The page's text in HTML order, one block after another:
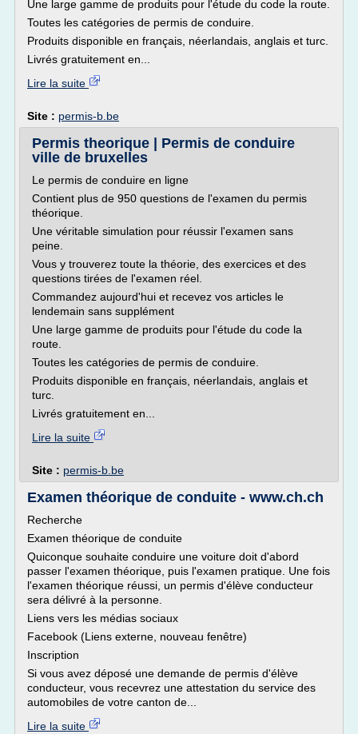
Une large gamme de produits pour l'étude du code la route.
Toutes les catégories de permis de conduire.
Produits disponible en français, néerlandais, anglais et turc.
Livrés gratuitement en...
Lire la suite
Site : permis-b.be
Permis theorique | Permis de conduire
ville de bruxelles
Le permis de conduire en ligne
Contient plus de 950 questions de l'examen du permis
théorique.
Une véritable simulation pour réussir l'examen sans
peine.
Vous y trouverez toute la théorie, des exercices et des
questions tirées de l'examen réel.
Commandez aujourd'hui et recevez vos articles le
lendemain sans supplément
Une large gamme de produits pour l'étude du code la
route.
Toutes les catégories de permis de conduire.
Produits disponible en français, néerlandais, anglais et
turc.
Livrés gratuitement en...
Lire la suite
Site : permis-b.be
Examen théorique de conduite - www.ch.ch
Recherche
Examen théorique de conduite
Quiconque souhaite conduire une voiture doit d'abord
passer l'examen théorique, puis l'examen pratique. Une fois
l'examen théorique réussi, un permis d'élève conducteur
sera délivré à la personne.
Liens vers les médias sociaux
Facebook (Liens externe, nouveau fenêtre)
Inscription
Si vous avez déposé une demande de permis d'élève
conducteur, vous recevrez une attestation du service des
automobiles de votre canton de...
Lire la suite